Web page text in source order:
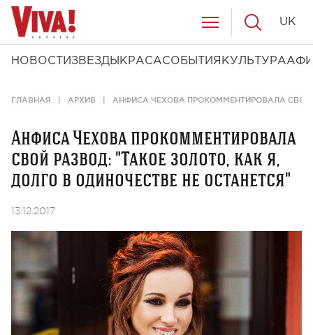
НОВОСТИ ЗВЕЗДЫ КРАСАСОБЫТИЯ КУЛЬТУРА
UK
ГЛАВНАЯ АРХИВ АНФИСА ЧЕХОВА ПРОКОММЕНТИРОВАЛА СВОЙ
Анфиса Чехова прокомментировала
свой развод: "Такое золото, как я,
долго в одиночестве не останется"
13.12.2017